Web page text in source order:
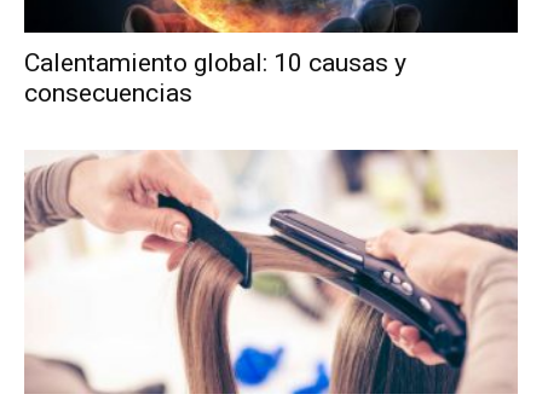
Calentamiento global: 10 causas y
consecuencias